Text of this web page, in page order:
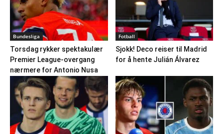
Bundesliga
Torsdag rykker spektakulær
Premier League-overgang
nærmere for Antonio Nusa
Fotball
Sjokk! Deco reiser til Madrid
for å hente Julián Álvarez